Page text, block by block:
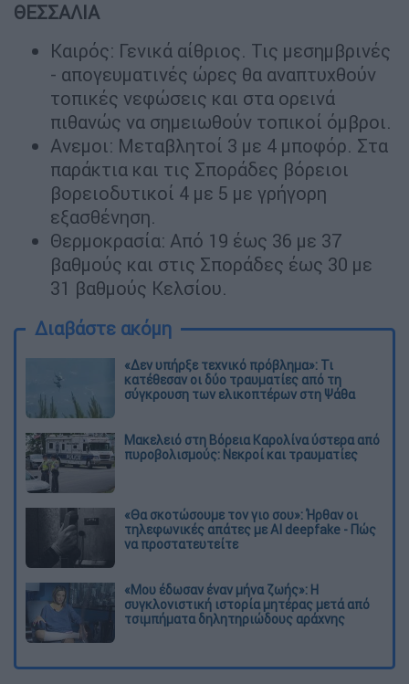
ΘΕΣΣΑΛΙΑ
Καιρός: Γενικά αίθριος. Τις μεσημβρινές
- απογευματινές ώρες θα αναπτυχθούν
τοπικές νεφώσεις και στα ορεινά
πιθανώς να σημειωθούν τοπικοί όμβροι.
Ανεμοι: Μεταβλητοί 3 με 4 μποφόρ. Στα
παράκτια και τις Σποράδες βόρειοι
βορειοδυτικοί 4 με 5 με γρήγορη
εξασθένηση.
Θερμοκρασία: Από 19 έως 36 με 37
βαθμούς και στις Σποράδες έως 30 με
31 βαθμούς Κελσίου.
Διαβάστε ακόμη
«Δεν υπήρξε τεχνικό πρόβλημα»: Τι
κατέθεσαν οι δύο τραυματίες από τη
σύγκρουση των ελικοπτέρων στη Ψάθα
Μακελειό στη Βόρεια Καρολίνα ύστερα από
πυροβολισμούς: Νεκροί και τραυματίες
«Θα σκοτώσουμε τον γιο σου»: Ήρθαν οι
τηλεφωνικές απάτες με AI deepfake - Πώς
να προστατευτείτε
«Μου έδωσαν έναν μήνα ζωής»: Η
συγκλονιστική ιστορία μητέρας μετά από
τσιμπήματα δηλητηριώδους αράχνης